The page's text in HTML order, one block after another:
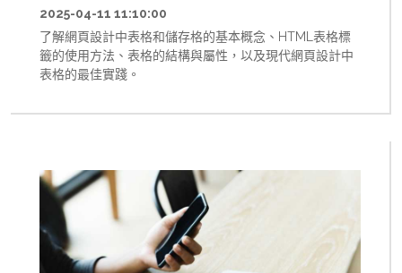
2025-04-11 11:10:00
了解網頁設計中表格和儲存格的基本概念、HTML表格標
籤的使用方法、表格的結構與屬性，以及現代網頁設計中
表格的最佳實踐。